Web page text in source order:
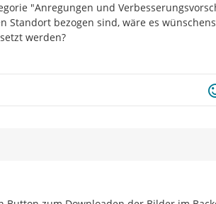
"Anregungen und
bezogen sind, wäre es
werden?